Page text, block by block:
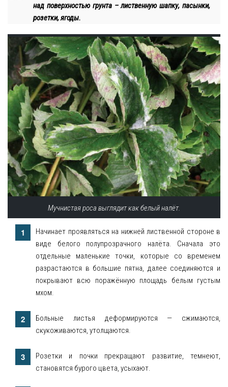
над поверхностью грунта – лиственную шапку, пасынки,
розетки, ягоды.
Мучнистая роса выглядит как белый налёт.
Начинает проявляться на нижней лиственной стороне в
виде белого полупрозрачного налёта. Сначала это
отдельные маленькие точки, которые со временем
разрастаются в большие пятна, далее соединяются и
покрывают всю поражённую площадь белым густым
мхом.
Больные листья деформируются — сжимаются,
скукоживаются, утолщаются.
Розетки и почки прекращают развитие, темнеют,
становятся бурого цвета, усыхают.